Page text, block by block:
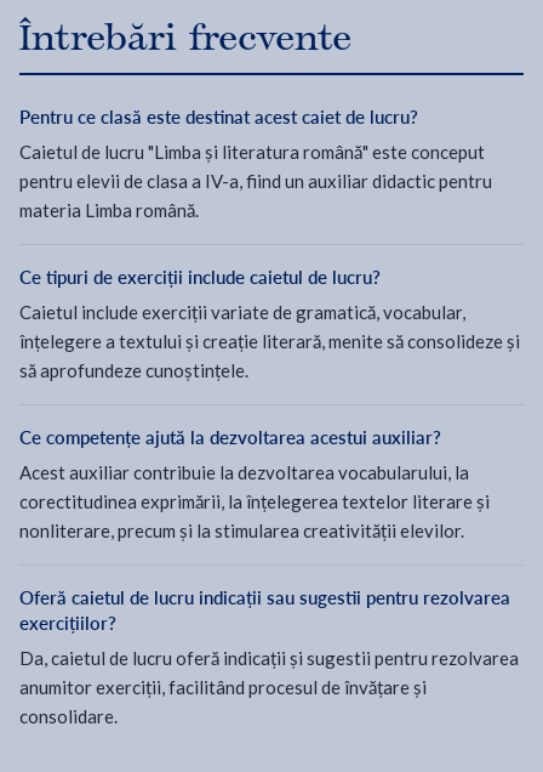
Întrebări frecvente
Pentru ce clasă este destinat acest caiet de lucru?
Caietul de lucru "Limba și literatura română" este conceput
pentru elevii de clasa a IV-a, fiind un auxiliar didactic pentru
materia Limba română.
Ce tipuri de exerciții include caietul de lucru?
Caietul include exerciții variate de gramatică, vocabular,
înțelegere a textului și creație literară, menite să consolideze și
să aprofundeze cunoștințele.
Ce competențe ajută la dezvoltarea acestui auxiliar?
Acest auxiliar contribuie la dezvoltarea vocabularului, la
corectitudinea exprimării, la înțelegerea textelor literare și
nonliterare, precum și la stimularea creativității elevilor.
Oferă caietul de lucru indicații sau sugestii pentru rezolvarea
exercițiilor?
Da, caietul de lucru oferă indicații și sugestii pentru rezolvarea
anumitor exerciții, facilitând procesul de învățare și
consolidare.